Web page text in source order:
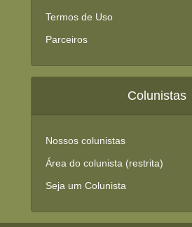
Termos de Uso
Parceiros
Colunistas
Nossos colunistas
Área do colunista (restrita)
Seja um Colunista